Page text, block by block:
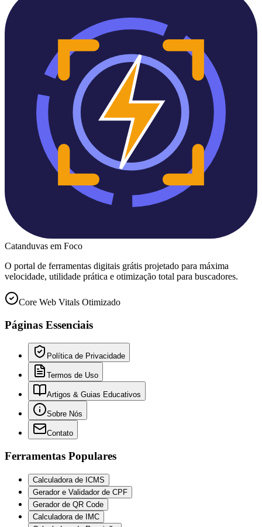
Catanduvas em Foco
O portal de ferramentas digitais grátis projetado para máxima
velocidade, utilidade prática e otimização total para buscadores.
Core Web Vitals Otimizado
Páginas Essenciais
Política de Privacidade
Termos de Uso
Artigos & Guias Educativos
Sobre Nós
Contato
Ferramentas Populares
Calculadora de ICMS
Gerador e Validador de CPF
Gerador de QR Code
Calculadora de IMC